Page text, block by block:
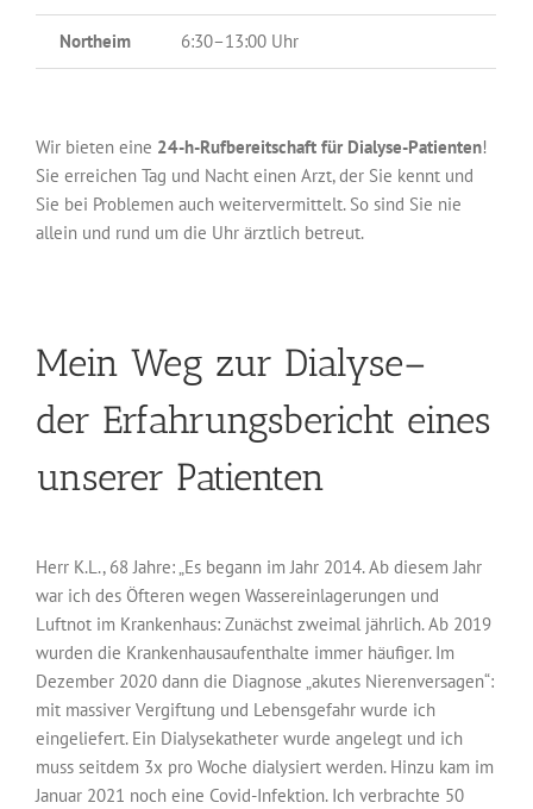
Northeim 6:30–13:00 Uhr
Wir bieten eine 24-h-Rufbereitschaft für Dialyse-Patienten!
Sie erreichen Tag und Nacht einen Arzt, der Sie kennt und
Sie bei Problemen auch weitervermittelt. So sind Sie nie
allein und rund um die Uhr ärztlich betreut.
Mein Weg zur Dialyse–
der Erfahrungsbericht eines
unserer Patienten
Herr K.L., 68 Jahre: „Es begann im Jahr 2014. Ab diesem Jahr
war ich des Öfteren wegen Wassereinlagerungen und
Luftnot im Krankenhaus: Zunächst zweimal jährlich. Ab 2019
wurden die Krankenhausaufenthalte immer häufiger. Im
Dezember 2020 dann die Diagnose „akutes Nierenversagen“:
mit massiver Vergiftung und Lebensgefahr wurde ich
eingeliefert. Ein Dialysekatheter wurde angelegt und ich
muss seitdem 3x pro Woche dialysiert werden. Hinzu kam im
Januar 2021 noch eine Covid-Infektion. Ich verbrachte 50